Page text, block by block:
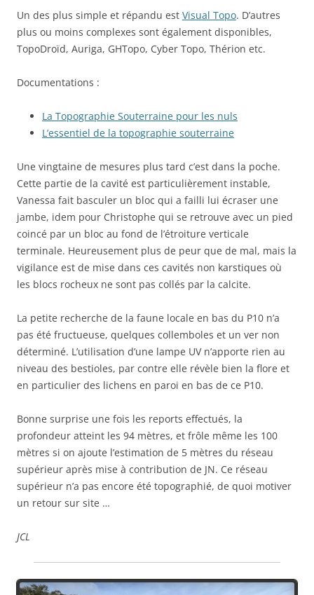
Un des plus simple et répandu est Visual Topo. D’autres
plus ou moins complexes sont également disponibles,
TopoDroïd, Auriga, GHTopo, Cyber Topo, Thérion etc.
Documentations :
La Topographie Souterraine pour les nuls
L’essentiel de la topographie souterraine
Une vingtaine de mesures plus tard c’est dans la poche.
Cette partie de la cavité est particulièrement instable,
Vanessa fait basculer un bloc qui a failli lui écraser une
jambe, idem pour Christophe qui se retrouve avec un pied
coincé par un bloc au fond de l’étroiture verticale
terminale. Heureusement plus de peur que de mal, mais la
vigilance est de mise dans ces cavités non karstiques où
les blocs rocheux ne sont pas collés par la calcite.
La petite recherche de la faune locale en bas du P10 n’a
pas été fructueuse, quelques collemboles et un ver non
déterminé. L’utilisation d’une lampe UV n’apporte rien au
niveau des bestioles, par contre elle révèle bien la flore et
en particulier des lichens en paroi en bas de ce P10.
Bonne surprise une fois les reports effectués, la
profondeur atteint les 94 mètres, et frôle même les 100
mètres si on ajoute l’estimation de 5 mètres du réseau
supérieur après mise à contribution de JN. Ce réseau
supérieur n’a pas encore été topographié, de quoi motiver
un retour sur site …
JCL